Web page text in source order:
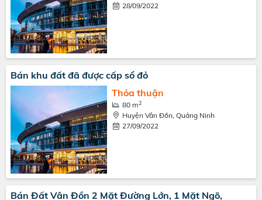
28/09/2022
Bán khu đất đã được cấp sổ đỏ
Thỏa thuận
80 m2
Huyện Vân Đồn, Quảng Ninh
27/09/2022
Bán Đất Vân Đồn 2 Mặt Đường Lớn, 1 Mặt Ngõ,